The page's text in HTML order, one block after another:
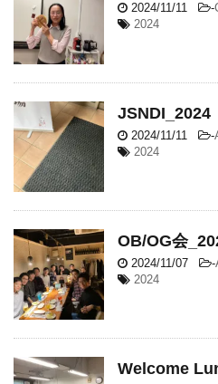
2024/11/11 -
2024
JSNDI_2024
2024/11/11 -
2024
OB/OG会
2024/11/07 -
2024
Welcome